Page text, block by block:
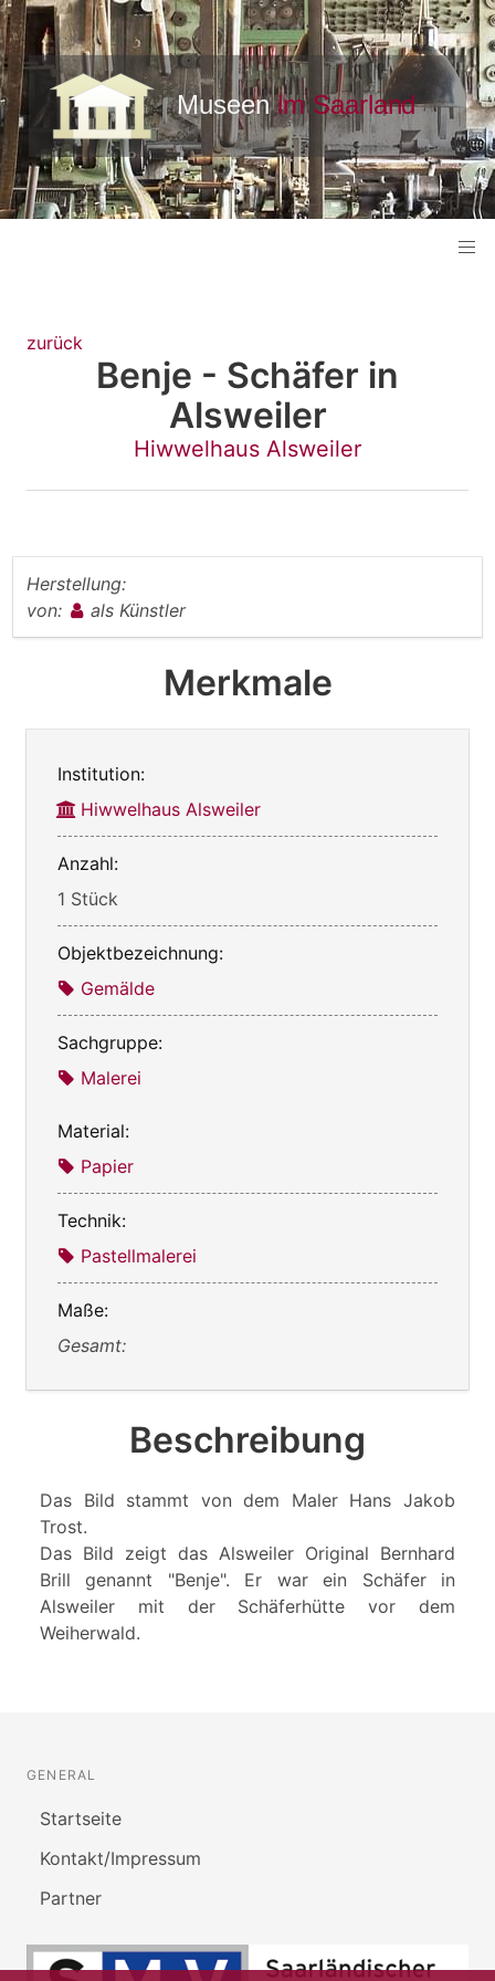
zurück
Benje - Schäfer in
Alsweiler
Hiwwelhaus Alsweiler
Herstellung:
von:
als Künstler
Merkmale
Institution:
Hiwwelhaus Alsweiler
Anzahl:
1 Stück
Objektbezeichnung:
Gemälde
Sachgruppe:
Malerei
Material:
Papier
Technik:
Pastellmalerei
Maße:
Gesamt:
Beschreibung
Das Bild stammt von dem Maler Hans Jakob
Trost.
Das Bild zeigt das Alsweiler Original Bernhard
Brill genannt "Benje". Er war ein Schäfer in
Alsweiler mit der Schäferhütte vor dem
Weiherwald.
GENERAL
Startseite
Kontakt/Impressum
Partner